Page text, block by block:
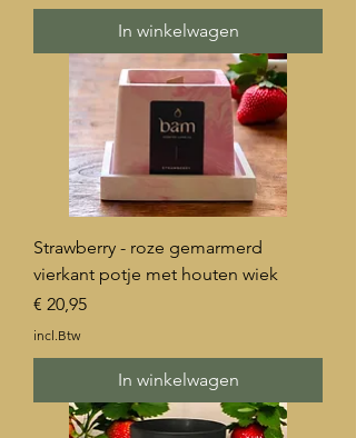
In winkelwagen
Strawberry - roze gemarmerd
vierkant potje met houten wiek
Prijs
€ 20,95
incl.Btw
In winkelwagen